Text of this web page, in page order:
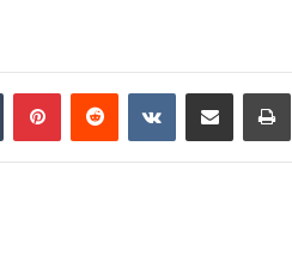
Tumblr PinterestReddit VKontakteShare via Email